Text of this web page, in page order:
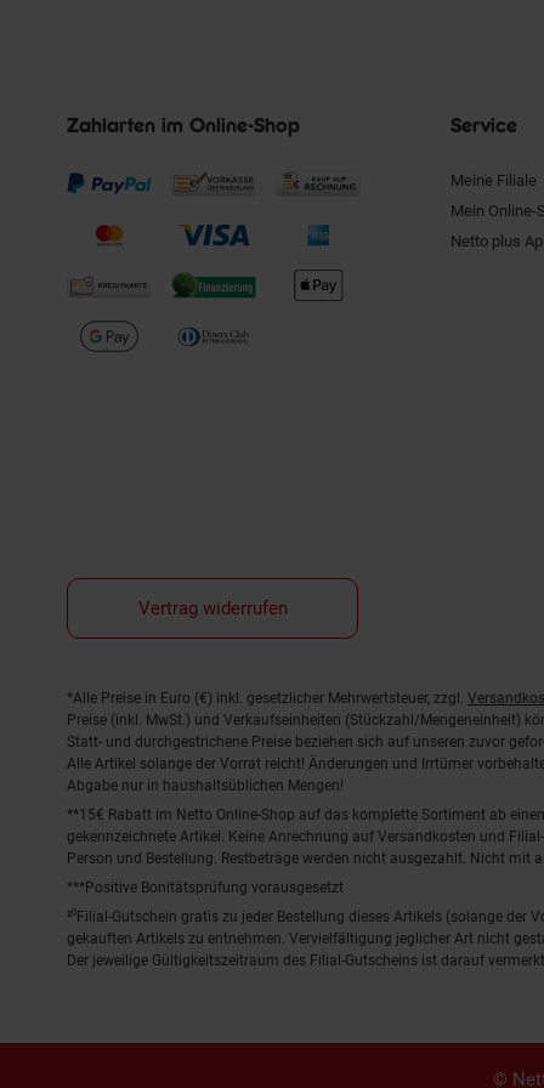
Zahlarten im Online-Shop Service
Meine Filiale
Mein Online-
Netto plus
Vertrag widerrufen
Fußnoten
*Alle Preise in Euro (€) inkl. gesetzlicher Mehrwertsteuer, zzgl.
Preise (inkl. MwSt.) und Verkaufseinheiten (Stückzahl/Mengeneinheit)
Statt- und durchgestrichene Preise beziehen sich auf unseren zuvor
Alle Artikel solange der Vorrat reicht! Änderungen und Irrtümer
Abgabe nur in haushaltsüblichen Mengen!
**15€ Rabatt im Netto Online-Shop auf das komplette Sortiment ab
gekennzeichnete Artikel. Keine Anrechnung auf Versandkosten und
Person und Bestellung. Restbeträge werden nicht ausgezahlt. Nicht mit
***Positive Bonitätsprüfung vorausgesetzt
²⁰Filial-Gutschein gratis zu jeder Bestellung dieses Artikels (solange
gekauften Artikels zu entnehmen. Vervielfältigung jeglicher Art nicht
Der jeweilige Gültigkeitszeitraum des Filial-Gutscheins ist darauf vermerkt.
©